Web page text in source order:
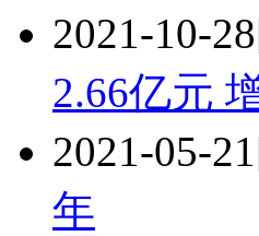
2021-10-28
2.66亿元
2021-05-21
年